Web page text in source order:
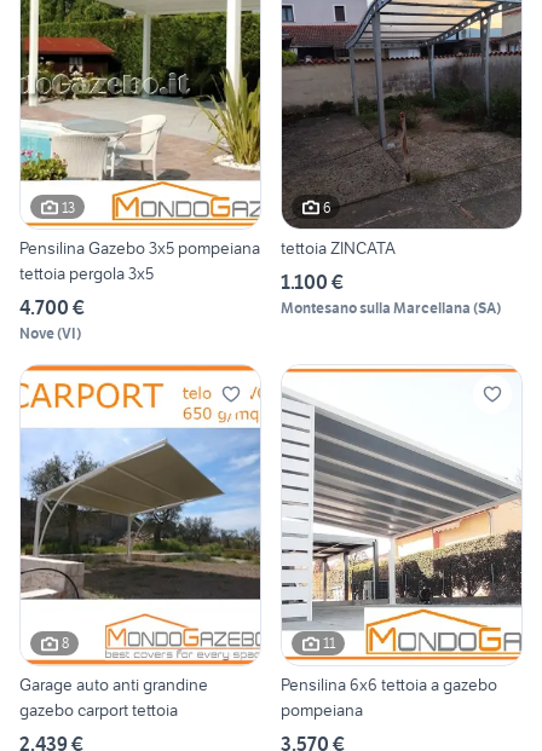
13
Pensilina Gazebo 3x5 pompeiana
tettoia pergola 3x5
4.700 €
Nove(VI)
6
tettoia ZINCATA
1.100 €
Montesano sulla Marcellana (SA)
8
Garage auto anti grandine
gazebo carport tettoia
2.439 €
11
Pensilina 6x6 tettoia a gazebo
pompeiana
3.570 €